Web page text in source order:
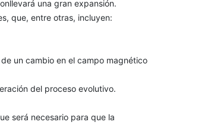
una gran expansión.
que, entre otras, incluyen:
un cambio en el campo magnético
del proceso evolutivo.
será necesario para que la